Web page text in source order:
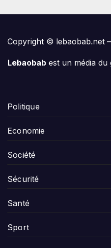
Copyright © lebaobab.net
Lebaobab est un média du
Politique
Economie
Société
Sécurité
Santé
Sport